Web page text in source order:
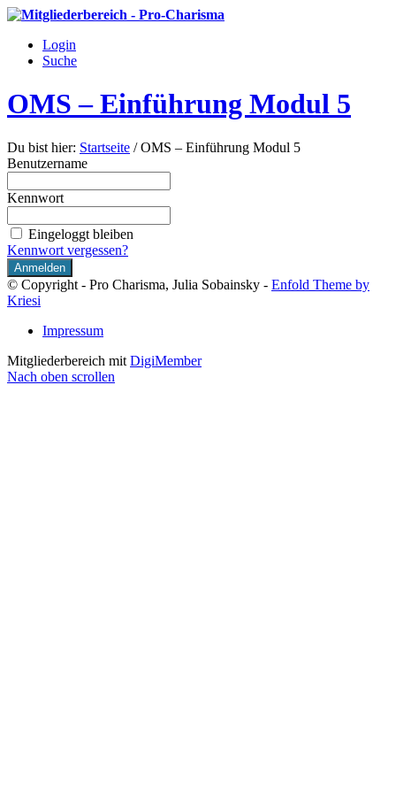
Login
Suche
OMS – Einführung Modul 5
Du bist hier: Startseite / OMS – Einführung Modul 5
Benutzername
Kennwort
Eingeloggt bleiben
Kennwort vergessen?
© Copyright - Pro Charisma, Julia Sobainsky - Enfold Theme by
Kriesi
Impressum
Mitgliederbereich mit DigiMember
Nach oben scrollen